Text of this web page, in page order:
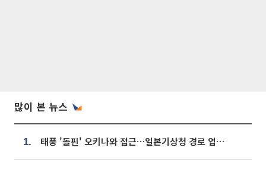
많이 본 뉴스
1. 태풍 '돌핀' 오키나와 접근…일본기상청 경로 업데이트